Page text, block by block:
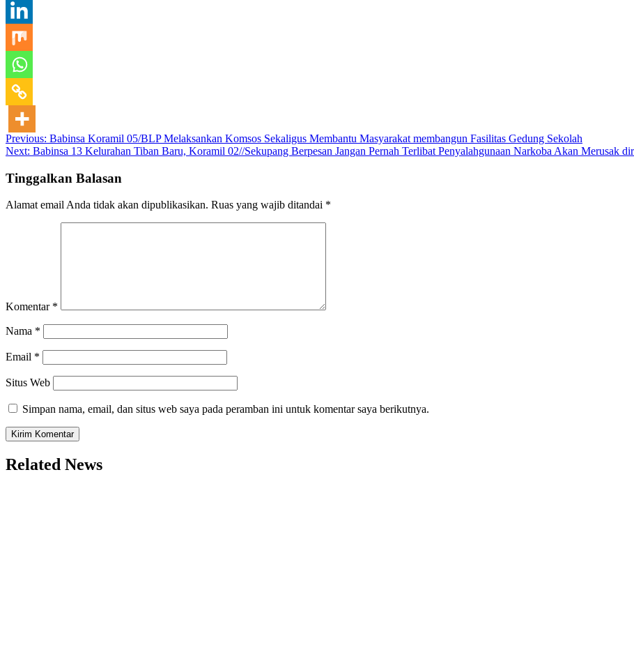
Navigasi
pos
Previous: Babinsa Koramil 05/BLP Melaksankan Komsos Sekaligus Membantu Masyarakat membangun Fasilitas Gedung Sekolah
Next: Babinsa 13 Kelurahan Tiban Baru, Koramil 02//Sekupang Berpesan Jangan Pernah Terlibat Penyalahgunaan Narkoba Akan Merusak
Tinggalkan Balasan
Alamat email Anda tidak akan dipublikasikan. Ruas yang wajib ditandai *
Komentar *
Nama *
Email *
Situs Web
Simpan nama, email, dan situs web saya pada peramban ini untuk komentar saya berikutnya.
Related News